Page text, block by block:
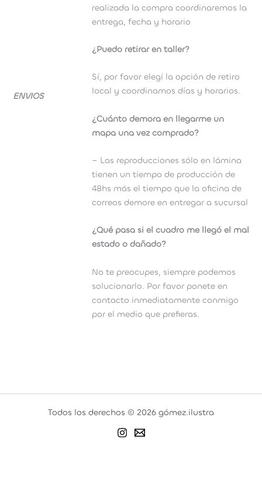
ENVIOS
realizada la compra coordinaremos la
entrega, fecha y horario
¿Puedo retirar en taller?
Sí, por favor elegí la opción de retiro
local y coordinamos días y horarios.
¿Cuánto demora en llegarme un
mapa una vez comprado?
– Las reproducciones sólo en lámina
tienen un tiempo de producción de
48hs más el tiempo que la oficina de
correos demore en entregar a sucursal
¿Qué pasa si el cuadro me llegó el mal
estado o dañado?
No te preocupes, siempre podemos
solucionarlo. Por favor ponete en
contacto inmediatamente conmigo
por el medio que prefieras.
Todos los derechos © 2026 gómez.ilustra